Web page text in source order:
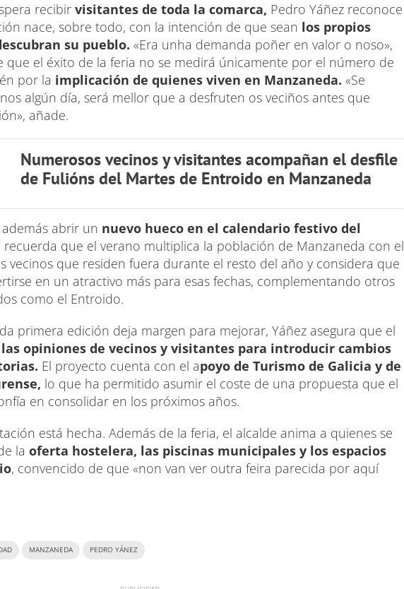
recibir visitantes de toda la comarca, Pedro Yáñez reconoce
nace, sobre todo, con la intención de que sean los propios
su pueblo. «Era unha demanda poñer en valor o noso»,
que el éxito de la feria no se medirá únicamente por el número de
por la implicación de quienes viven en Manzaneda. «Se
algún día, será mellor que a desfruten os veciños antes que
añade.
Numerosos vecinos y visitantes acompañan el desfile
de Fulións del Martes de Entroido en Manzaneda
abrir un nuevo hueco en el calendario festivo del
recuerda que el verano multiplica la población de Manzaneda con el
vecinos que residen fuera durante el resto del año y considera que
en un atractivo más para esas fechas, complementando otros
como el Entroido.
primera edición deja margen para mejorar, Yáñez asegura que el
las opiniones de vecinos y visitantes para introducir cambios
El proyecto cuenta con el apoyo de Turismo de Galicia y de
lo que ha permitido asumir el coste de una propuesta que el
en consolidar en los próximos años.
está hecha. Además de la feria, el alcalde anima a quienes se
la oferta hostelera, las piscinas municipales y los espacios
, convencido de que «non van ver outra feira parecida por aquí
MANZANEDA PEDRO YÁNEZ